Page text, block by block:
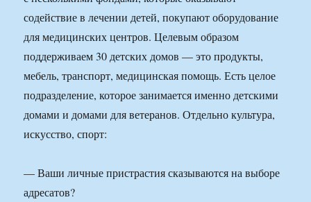
содействие в лечении детей, покупают оборудование
для медицинских центров. Целевым образом
поддерживаем 30 детских домов — это продукты,
мебель, транспорт, медицинская помощь. Есть целое
подразделение, которое занимается именно детскими
домами и домами для ветеранов. Отдельно культура,
искусство, спорт:
— Ваши личные пристрастия сказываются на выборе
адресатов?